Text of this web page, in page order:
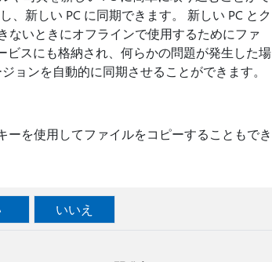
新しい PC に同期できます。 新しい PC とク
ないときにオフラインで使用するためにファ
スにも格納され、何らかの問題が発生した場
ョンを自動的に同期させることができます。
ーを使用してファイルをコピーすることもでき
いいえ